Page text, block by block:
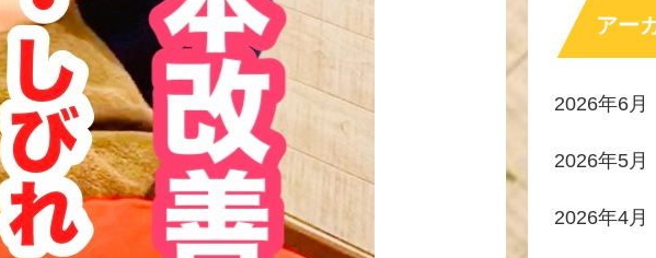
アー
2026年6月
2026年5月
2026年4月